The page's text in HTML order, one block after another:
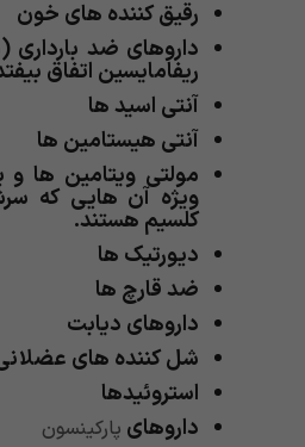
رقیق کننده های خون
داروهای ضد
ریفامایسین اتفاق
آنتی اسید ها
آنتی هیستامین ها
مولتی ویتامین ها
ویژه آن هایی که
کلسیم هستند.
دیورتیک ها
ضد قارچ ها
داروهای دیابت
شل کننده های
استروئیدها
داروهای پارکینسون